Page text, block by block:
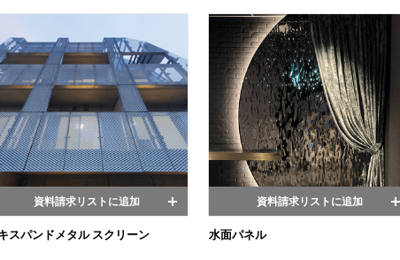
資料請求リストに追加
スパンドメタル スクリーン
資料請求リストに追加
水面パネル